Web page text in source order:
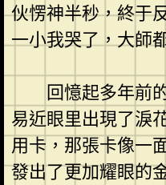
伙愣神半秒，終于
一小我哭了，大師
回憶起多年前
易近眼里出現了淚
用卡，那張卡像一
發出了更加耀眼的